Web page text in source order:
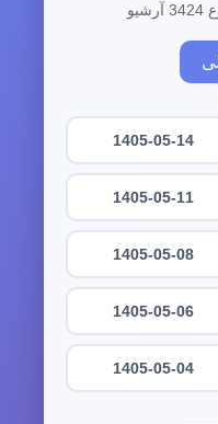
1405-05-14
1405-05-11
1405-05-08
1405-05-06
1405-05-04